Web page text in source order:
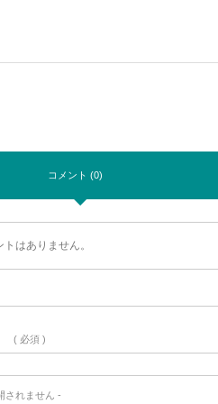
コメント (0)
はありません。
( 必須 )
されません -